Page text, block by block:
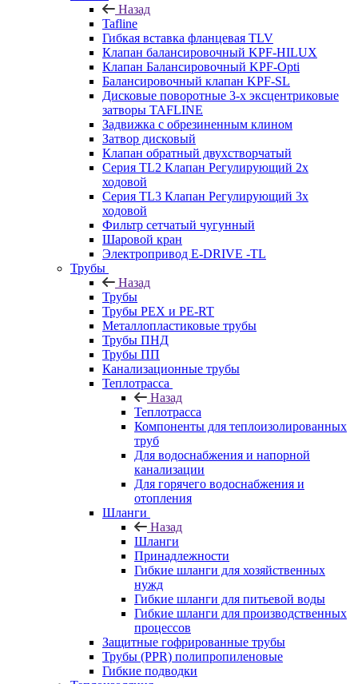
Назад
Tafline
Гибкая вставка фланцевая TLV
Клапан балансировочный KPF-HILUX
Клапан Балансировочный KPF-Opti
Балансировочный клапан KPF-SL
Дисковые поворотные 3-х эксцентриковые
затворы TAFLINE
Задвижка с обрезиненным клином
Затвор дисковый
Клапан обратный двухстворчатый
Серия TL2 Клапан Регулирующий 2х
ходовой
Серия TL3 Клапан Регулирующий 3х
ходовой
Фильтр сетчатый чугунный
Шаровой кран
Электропривод E-DRIVE -TL
Трубы
Назад
Трубы
Трубы PEX и PE-RT
Металлопластиковые трубы
Трубы ПНД
Трубы ПП
Канализационные трубы
Теплотрасса
Назад
Теплотрасса
Компоненты для теплоизолированных
труб
Для водоснабжения и напорной
канализации
Для горячего водоснабжения и
отопления
Шланги
Назад
Шланги
Принадлежности
Гибкие шланги для хозяйственных
нужд
Гибкие шланги для питьевой воды
Гибкие шланги для производственных
процессов
Защитные гофрированные трубы
Трубы (РРR) полипропиленовые
Гибкие подводки